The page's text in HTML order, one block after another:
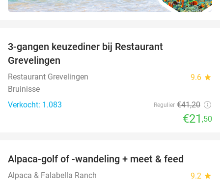
3-gangen keuzediner bij Restaurant
Grevelingen
Restaurant Grevelingen 9.6 star
Bruinisse
Verkocht: 1.083
Regulier €41,20
€21 ,50
Alpaca-golf of -wandeling + meet & feed
Alpaca & Falabella Ranch 9.2 star